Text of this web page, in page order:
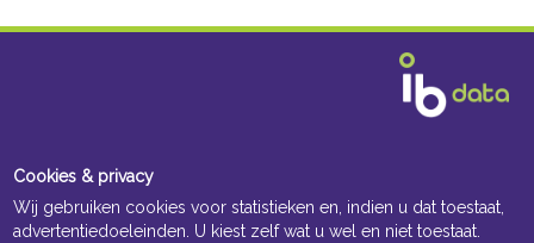
Cookies & privacy
Wij gebruiken cookies voor statistieken en, indien u dat toestaat,
advertentiedoeleinden. U kiest zelf wat u wel en niet toestaat.